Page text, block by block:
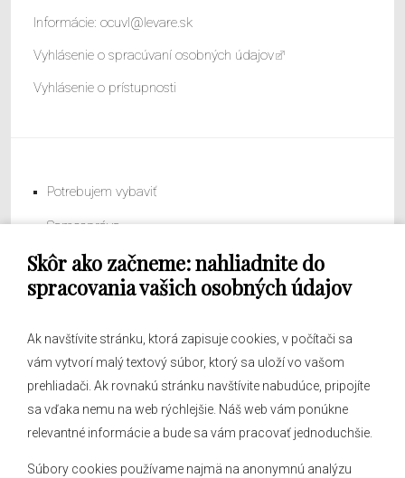
Skôr ako začneme: nahliadnite do
spracovania vašich osobných údajov
Ak navštívite stránku, ktorá zapisuje cookies, v počítači sa
vám vytvorí malý textový súbor, ktorý sa uloží vo vašom
prehliadači. Ak rovnakú stránku navštívite nabudúce, pripojíte
sa vďaka nemu na web rýchlejšie. Náš web vám ponúkne
relevantné informácie a bude sa vám pracovať jednoduchšie.
Súbory cookies používame najmä na anonymnú analýzu
Informácie: ocuvl@levare.sk
Vyhlásenie o spracúvaní osobných údajov
Vyhlásenie o prístupnosti
Potrebujem vybaviť
Samospráva
Obecný úrad
O obci
Hlásenia obecného rozhlasu